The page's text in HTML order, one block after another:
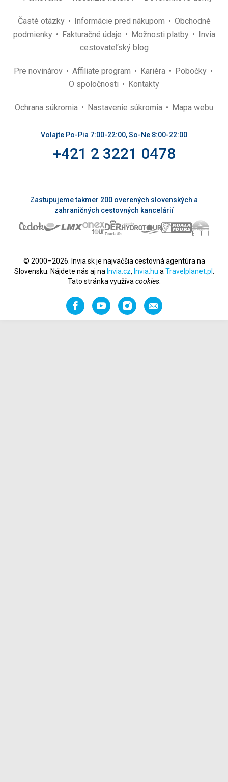
Časté otázky Informácie pred nákupom
Obchodné
podmienky
Fakturačné údaje Možnosti platby
Invia
cestovateľský blog
Pre novinárov Affiliate program Kariéra
Pobočky
O spoločnosti
Kontakty
Ochrana súkromia Nastavenie súkromia Mapa webu
Volajte Po-Pia 7:00-22:00, So-Ne 8:00-22:00
+421 2 3221 0478
Zastupujeme takmer 200 overených slovenských a
zahraničných cestovných kancelárií
© 2000–2026. Invia.sk je najväčšia cestovná agentúra na
Slovensku. Nájdete nás aj na Invia.cz, Invia.hu a Travelplanet.pl
Tato stránka využíva cookies.
FacebookYouTubeInstagramOdporučiť